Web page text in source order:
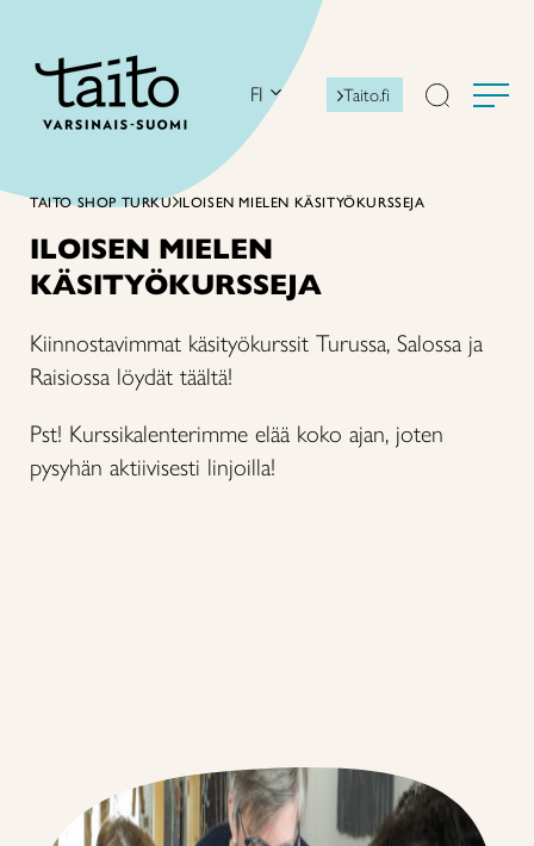
FI Taito.fi
TAITO SHOP TURKU ILOISEN MIELEN KÄSITYÖKURSSEJA
ILOISEN MIELEN
KÄSITYÖKURSSEJA
Kiinnostavimmat käsityökurssit Turussa, Salossa ja
Raisiossa löydät täältä!
Pst! Kurssikalenterimme elää koko ajan, joten
pysyhän aktiivisesti linjoilla!